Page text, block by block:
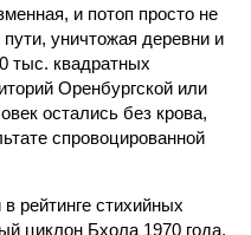
и потоп просто не
уничтожая деревни и
тыс. квадратных
Оренбургской или
остались без крова,
спровоцированной
рейтинге стихийных
циклон Бхола 1970 года,